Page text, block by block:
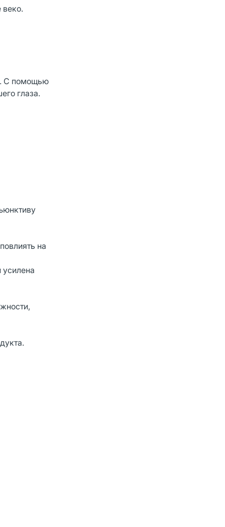
веко.
С помощью
глаза.
на